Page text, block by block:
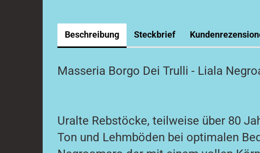
Beschreibung Steckbrief
Masseria Borgo Dei Trulli - Liala
Uralte Rebstöcke, teilweise über 80
Ton und Lehmböden bei optimalen